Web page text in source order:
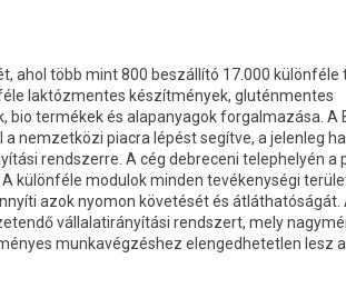
ahol több mint 800 beszállító 17.000
laktózmentes készítmények, gluténmentes
termékek és alapanyagok forgalmazása. A
nemzetközi piacra lépést segítve, a jelenleg
rendszerre. A cég debreceni telephelyén a
különféle modulok minden tevékenységi
azok nyomon követését és átláthatóságát.
vállalatirányítási rendszert, mely
munkavégzéshez elengedhetetlen lesz a